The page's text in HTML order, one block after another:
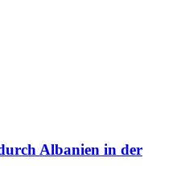
Albanien in der